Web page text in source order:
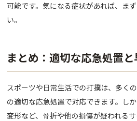
可能です。気になる症状があれば、ま
い。
まとめ：適切な応急処置
スポーツや日常生活での打撲は、多く
の適切な応急処置で対応できます。しか
変形など、骨折や他の損傷が疑われる